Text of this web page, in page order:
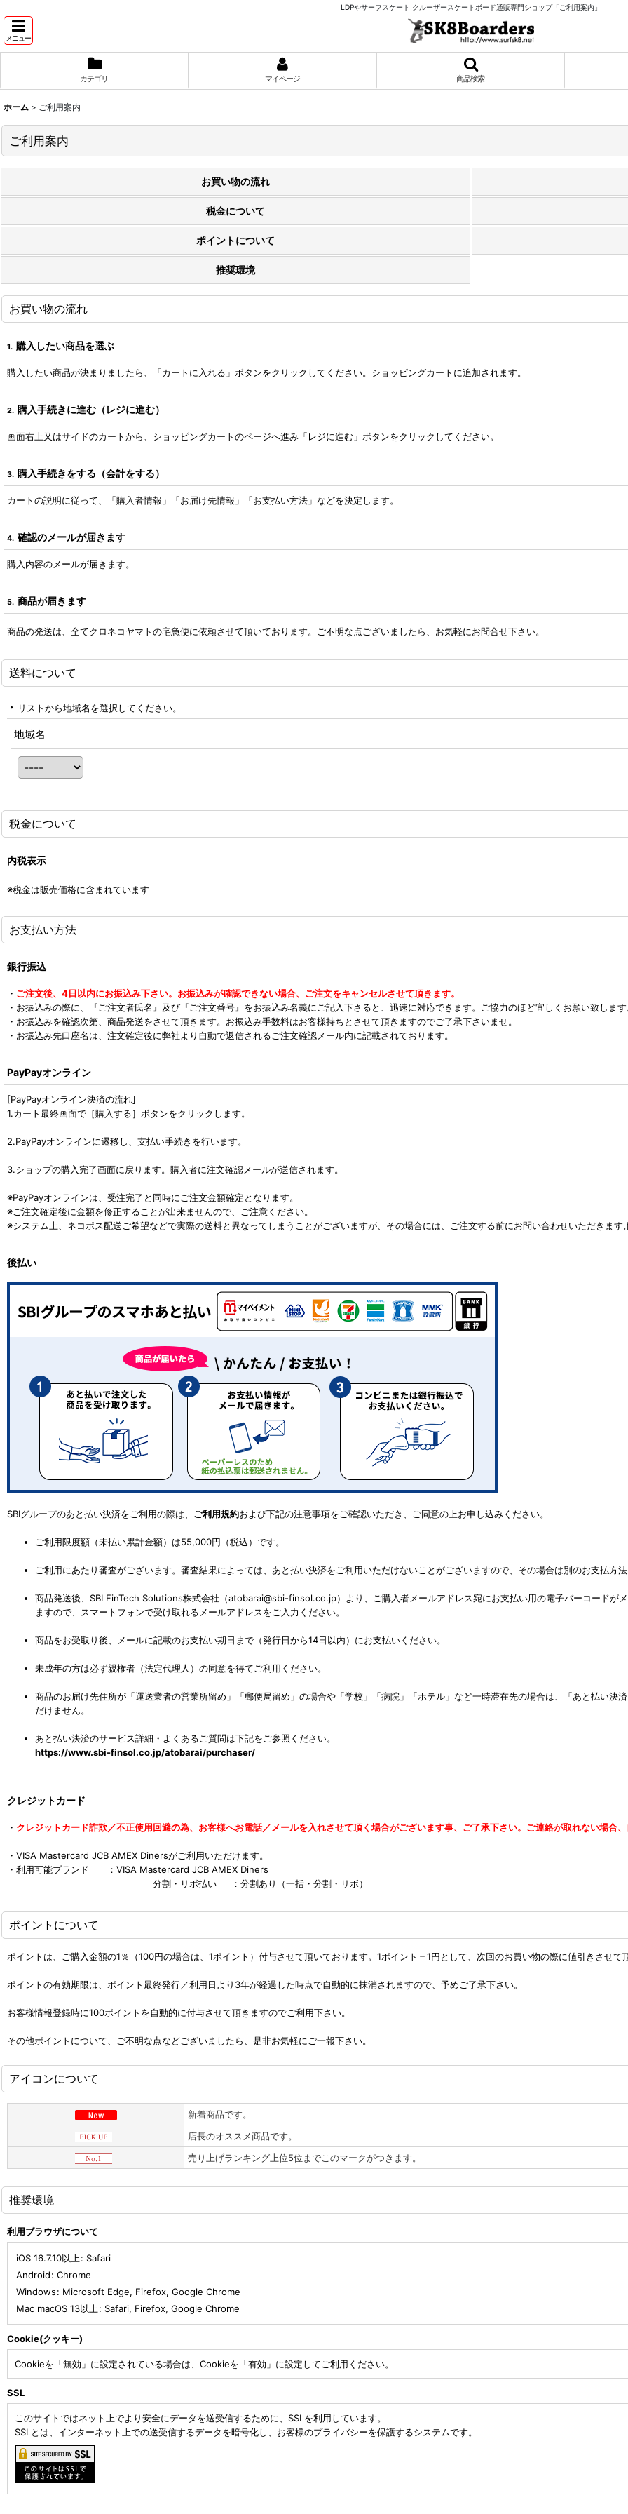
LDPやサーフスケート クルーザースケートボード通販専門ショップ「ご利用案内」
メニュー
カテゴリ マイページ 商品検索
ホーム > ご利用案内
ご利用案内
お買い物の流れ
税金について
ポイントについて
推奨環境
お買い物の流れ
1. 購入したい商品を選ぶ
購入したい商品が決まりましたら、「カートに入れる」ボタンをクリックしてください。ショッピングカートに追加されます。
2. 購入手続きに進む（レジに進む）
画面右上又はサイドのカートから、ショッピングカートのページへ進み「レジに進む」ボタンをクリックしてください。
3. 購入手続きをする（会計をする）
カートの説明に従って、「購入者情報」「お届け先情報」「お支払い方法」などを決定します。
4. 確認のメールが届きます
購入内容のメールが届きます。
5. 商品が届きます
商品の発送は、全てクロネコヤマトの宅急便に依頼させて頂いております。ご不明な点ございましたら、お気軽にお問合せ下さい。
送料について
リストから地域名を選択してください。
地域名
税金について
内税表示
※税金は販売価格に含まれています
お支払い方法
銀行振込
・ ご注文後、4日以内にお振込み下さい。お振込みが確認できない場合、ご注文をキャンセルさせて頂きます。
・お振込みの際に、『ご注文者氏名』及び『ご注文番号』をお振込み名義にご記入下さると、迅速に対応できます。ご協力のほど宜しくお願い致します
・お振込みを確認次第、商品発送をさせて頂きます。お振込み手数料はお客様持ちとさせて頂きますのでご了承下さいませ。
・お振込み先口座名は、注文確定後に弊社より自動で返信されるご注文確認メール内に記載されております。
PayPayオンライン
[PayPayオンライン決済の流れ]
1.カート最終画面で［購入する］ボタンをクリックします。
2.PayPayオンラインに遷移し、支払い手続きを行います。
3.ショップの購入完了画面に戻ります。購入者に注文確認メールが送信されます。
※PayPayオンラインは、受注完了と同時にご注文金額確定となります。
※ご注文確定後に金額を修正することが出来ませんので、ご注意ください。
※システム上、ネコポス配送ご希望などで実際の送料と異なってしまうことがございますが、その場合には、ご注文する前にお問い合わせいただきます
後払い
SBIグループのあと払い決済をご利用の際は、 ご利用規約および下記の注意事項をご確認いただき、ご同意の上お申し込みください。
ご利用限度額（未払い累計金額）は55,000円（税込）です。
ご利用にあたり審査がございます。審査結果によっては、あと払い決済をご利用いただけないことがございますので、その場合は別のお支払方法
商品発送後、SBI FinTech Solutions株式会社（atobarai@sbi-finsol.co.jp）より、ご購入者メールアドレス宛にお支払い用の電子バーコードが
ますので、スマートフォンで受け取れるメールアドレスをご入力ください。
商品をお受取り後、メールに記載のお支払い期日まで（発行日から14日以内）にお支払いください。
未成年の方は必ず親権者（法定代理人）の同意を得てご利用ください。
商品のお届け先住所が「運送業者の営業所留め」「郵便局留め」の場合や「学校」「病院」「ホテル」など一時滞在先の場合は、「あと払い決
だけません。
あと払い決済のサービス詳細・よくあるご質問は下記をご参照ください。
https://www.sbi-finsol.co.jp/atobarai/purchaser/
クレジットカード
・ クレジットカード詐欺／不正使用回避の為、お客様へお電話／メールを入れさせて頂く場合がございます事、ご了承下さい。ご連絡が取れない場合
・VISA Mastercard JCB AMEX Dinersがご利用いただけます。
・利用可能ブランド ：VISA Mastercard JCB AMEX Diners
分割・リボ払い ：分割あり（一括・分割・リボ）
ポイントについて
ポイントは、ご購入金額の1％（100円の場合は、1ポイント）付与させて頂いております。1ポイント＝1円として、次回のお買い物の際に値引きさせ
ポイントの有効期限は、ポイント最終発行／利用日より3年が経過した時点で自動的に抹消されますので、予めご了承下さい。
お客様情報登録時に100ポイントを自動的に付与させて頂きますのでご利用下さい。
その他ポイントについて、ご不明な点などございましたら、是非お気軽にご一報下さい。
アイコンについて
新着商品です。
店長のオススメ商品です。
売り上げランキング上位5位までこのマークがつきます。
推奨環境
利用ブラウザについて
iOS 16.7.10以上: Safari
Android: Chrome
Windows: Microsoft Edge, Firefox, Google Chrome
Mac macOS 13以上: Safari, Firefox, Google Chrome
Cookie(クッキー)
Cookieを「無効」に設定されている場合は、Cookieを「有効」に設定してご利用ください。
SSL
このサイトではネット上でより安全にデータを送受信するために、SSLを利用しています。
SSLとは、インターネット上での送受信するデータを暗号化し、お客様のプライバシーを保護するシステムです。